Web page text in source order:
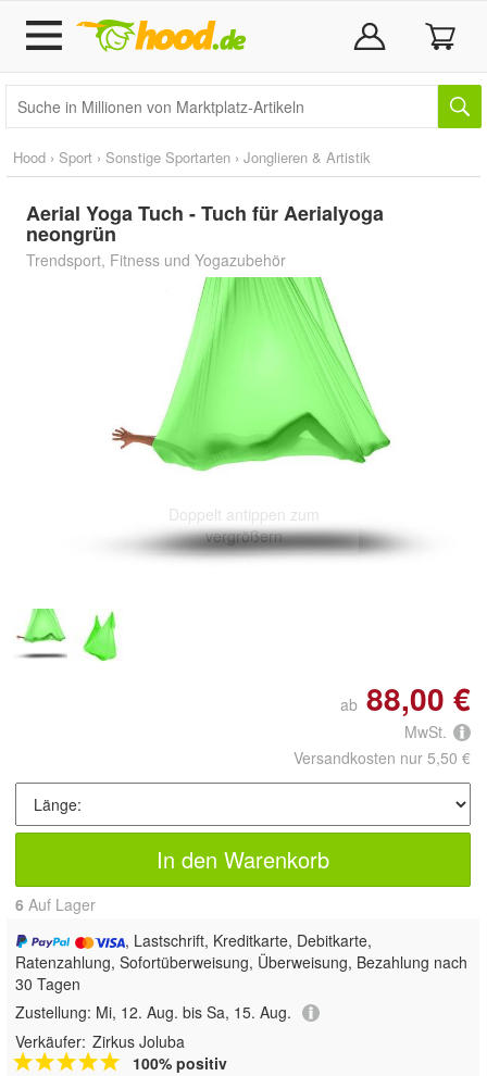
Hood › Sport › Sonstige Sportarten › Jonglieren & Artistik
Aerial Yoga Tuch - Tuch für Aerialyoga
neongrün
Trendsport, Fitness und Yogazubehör
Doppelt antippen zum
vergrößern
ab 88,00 €
MwSt.
Versandkosten nur 5,50 €
In den Warenkorb
6 Auf Lager
, Lastschrift, Kreditkarte, Debitkarte,
Ratenzahlung, Sofortüberweisung, Überweisung, Bezahlung nach
30 Tagen
Zustellung: Mi, 12. Aug. bis Sa, 15. Aug.
Verkäufer: Zirkus Joluba
100% positiv